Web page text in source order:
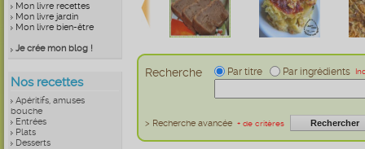
Mon livre recettes
Mon livre jardin
Mon livre bien-être
Je crée mon blog !
Nos recettes
Apéritifs, amuses
bouche
Entrées
Plats
Desserts
Recherche Par titre Par ingrédients
> Recherche avancée + de critères